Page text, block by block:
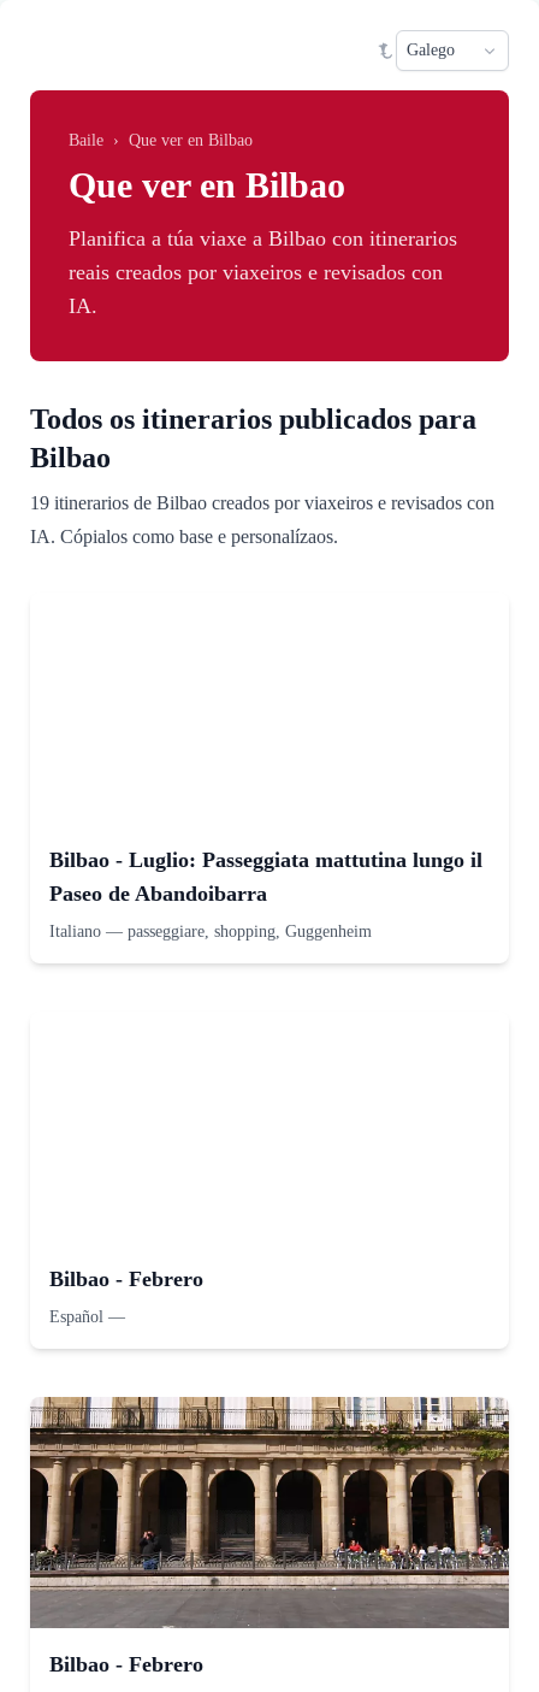
Baile › Que ver en Bilbao
Que ver en Bilbao
Planifica a túa viaxe a Bilbao con itinerarios
reais creados por viaxeiros e revisados con
IA.
Todos os itinerarios publicados para
Bilbao
19 itinerarios de Bilbao creados por viaxeiros e revisados con
IA. Cópialos como base e personalízaos.
Bilbao - Luglio: Passeggiata mattutina lungo il
Paseo de Abandoibarra
Italiano — passeggiare, shopping, Guggenheim
Bilbao - Febrero
Español —
Bilbao - Febrero